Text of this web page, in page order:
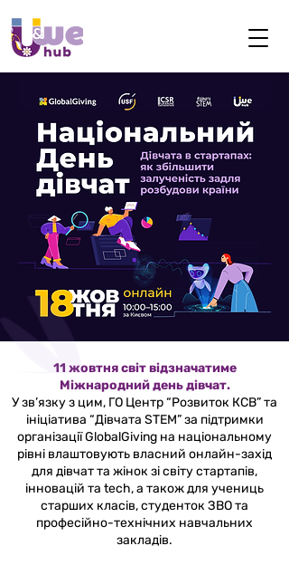
11 жовтня світ відзначатиме
Міжнародний день дівчат.
У зв’язку з цим, ГО Центр “Розвиток КСВ” та
ініціатива “Дівчата STEM” за підтримки
організації GlobalGiving на національному
рівні влаштовують власний онлайн-захід
для дівчат та жінок зі світу стартапів,
інновацій та tech, а також для учениць
старших класів, студенток ЗВО та
професійно-технічних навчальних
закладів.